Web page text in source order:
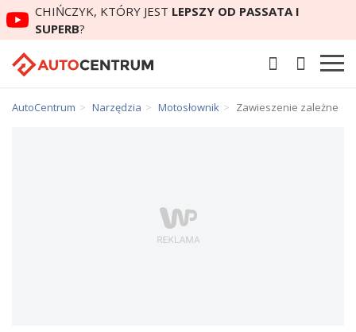
CHIŃCZYK, KTÓRY JEST LEPSZY OD PASSATA I
SUPERB?
AutoCentrum Narzędzia Motosłownik Zawieszenie zależne